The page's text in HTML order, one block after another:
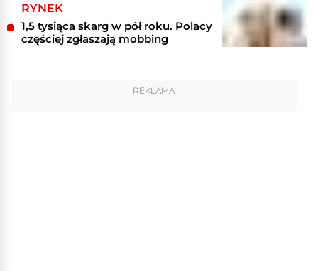
RYNEK
1,5 tysiąca skarg w pół roku. Polacy
częściej zgłaszają mobbing
REKLAMA